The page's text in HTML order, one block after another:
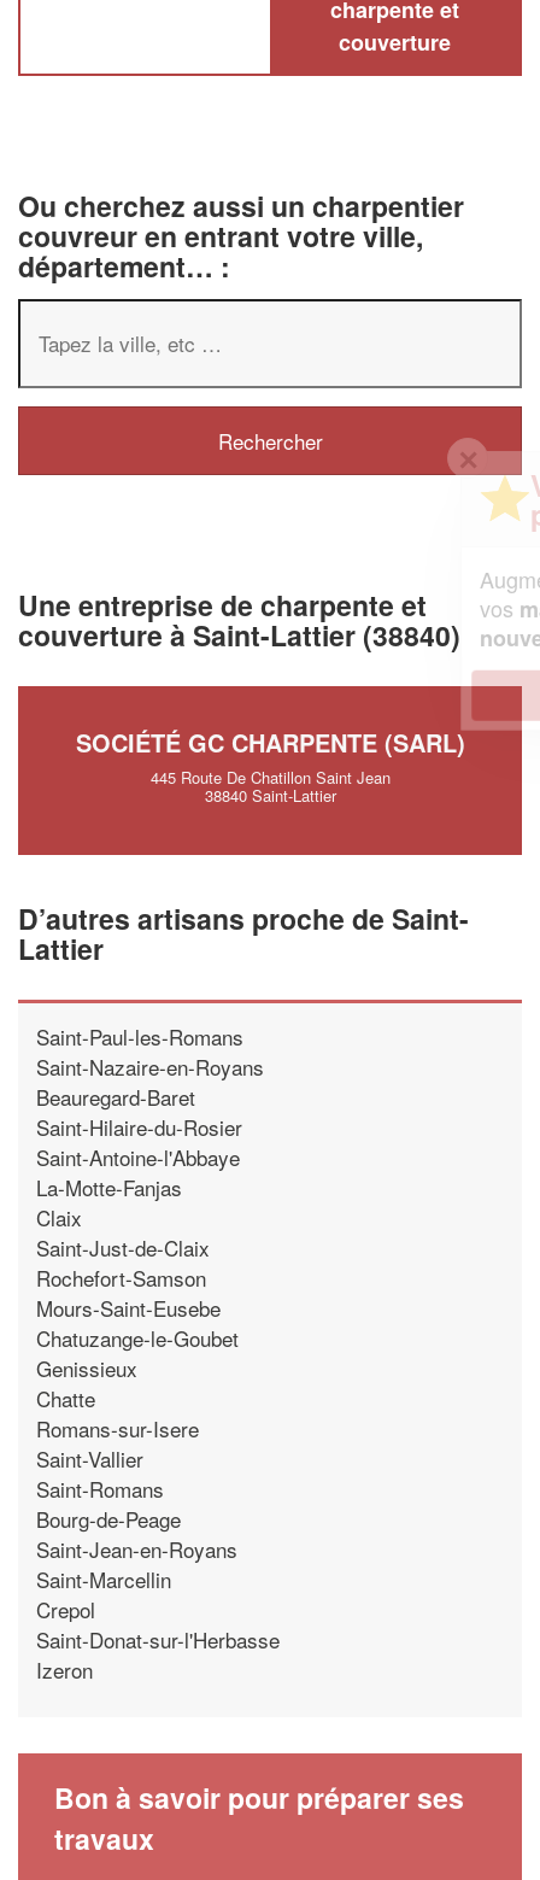
charpente et
couverture
Ou cherchez aussi un charpentier
couvreur en entrant votre ville,
département… :
Une entreprise de charpente et
couverture à Saint-Lattier (38840)
SOCIÉTÉ GC CHARPENTE (SARL)
445 Route De Chatillon Saint Jean
38840 Saint-Lattier
D’autres artisans proche de Saint-
Lattier
Saint-Paul-les-Romans
Saint-Nazaire-en-Royans
Beauregard-Baret
Saint-Hilaire-du-Rosier
Saint-Antoine-l'Abbaye
La-Motte-Fanjas
Claix
Saint-Just-de-Claix
Rochefort-Samson
Mours-Saint-Eusebe
Chatuzange-le-Goubet
Genissieux
Chatte
Romans-sur-Isere
Saint-Vallier
Saint-Romans
Bourg-de-Peage
Saint-Jean-en-Royans
Saint-Marcellin
Crepol
Saint-Donat-sur-l'Herbasse
Izeron
Bon à savoir pour préparer ses
travaux
Vous êtes un
chiffre d'affaireset
vosmargestout en gagnant de
nouveaux clients!
En savoir plus